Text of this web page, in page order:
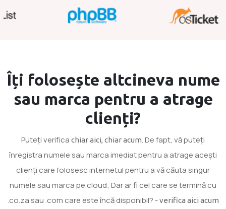
Îți folosește altcineva nume
sau marca pentru a atrage
clienți?
Puteți verifica chiar aici, chiar acum. De fapt, vă puteți
înregistra numele sau marca imediat pentru a atrage acești
clienți care folosesc internetul pentru a vă căuta singur
numele sau marca pe cloud; Dar ar fi cel care se termină cu
.co.za sau .com care este încă disponibil? -verifica aici acum